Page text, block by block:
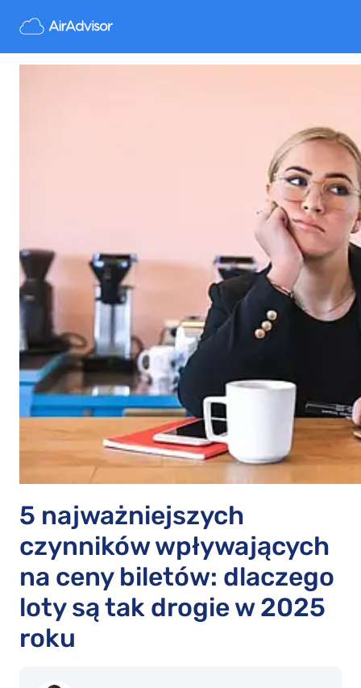
5 najważniejszych
czynników wpływających
na ceny biletów: dlaczego
loty są tak drogie w 2025
roku